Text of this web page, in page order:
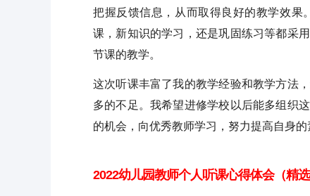
把握反馈信息，从而取得良好的教学效果
课，新知识的学习，还是巩固练习等都采
节课的教学。
这次听课丰富了我的教学经验和教学方法
多的不足。我希望进修学校以后能多组织
的机会，向优秀教师学习，努力提高自身
2022幼儿园教师个人听课心得体会（精选